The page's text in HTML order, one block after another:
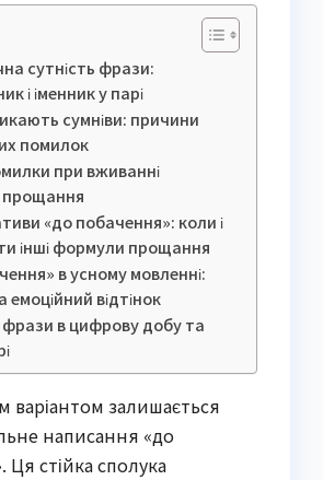
сутність фрази:
і іменник у парі
сумніви: причини
помилок
при вживанні
«до побачення»: коли і
інші формули прощання
в усному мовленні:
емоційний відтінок
фрази в цифрову добу та
варіантом залишається
написання «до
Ця стійка сполука